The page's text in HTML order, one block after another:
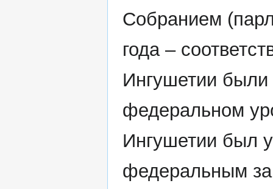
Собранием
года –
Ингушетии были
федеральном
Ингушетии был
федеральным